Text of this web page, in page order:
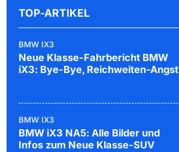
TOP-ARTIKEL
BMW IX3
Neue Klasse-Fahrbericht BMW
iX3: Bye-Bye, Reichweiten-Angst
BMW IX3
BMW iX3 NA5: Alle Bilder und
Infos zum Neue Klasse-SUV